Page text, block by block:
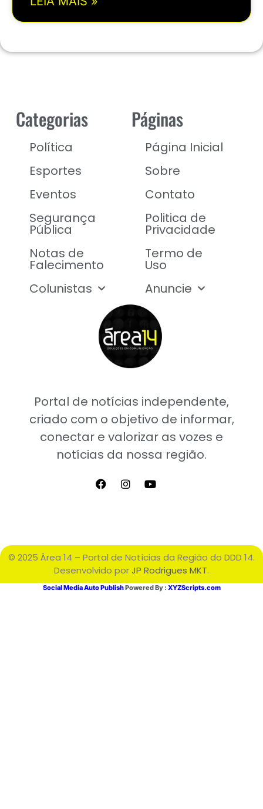
Portal de notícias independente,
criado com o objetivo de informar,
conectar e valorizar as vozes e
notícias da nossa região.
Categorias
Política
Esportes
Eventos
Segurança
Pública
Notas de
Falecimento
Colunistas
Páginas
Página Inicial
Sobre
Contato
Politica de
Privacidade
Termo de
Uso
Anuncie
© 2025 Área 14 – Portal de Notícias da Região do DDD 14.
Desenvolvido porJP Rodrigues MKT.
Social Media Auto PublishPowered By : XYZScripts.com